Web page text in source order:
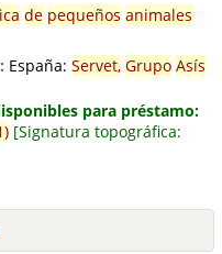
de pequeños animales
España: Servet, Grupo Asís
para préstamo:
Signatura topográfica: